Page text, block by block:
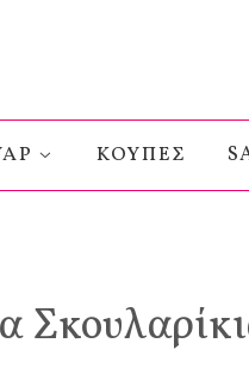
ΚΟΥΠΕΣ